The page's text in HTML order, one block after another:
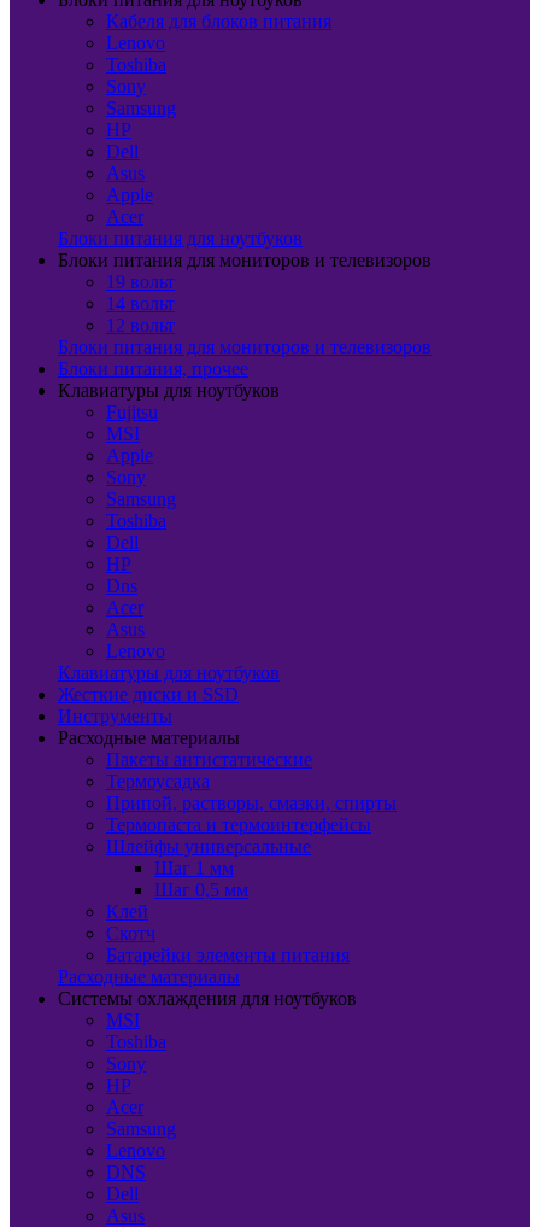
Кабеля для блоков питания
Lenovo
Toshiba
Sony
Samsung
HP
Dell
Asus
Apple
Acer
Блоки питания для ноутбуков
Блоки питания для мониторов и телевизоров
19 вольт
14 вольт
12 вольт
Блоки питания для мониторов и телевизоров
Блоки питания, прочее
Клавиатуры для ноутбуков
Fujitsu
MSI
Apple
Sony
Samsung
Toshiba
Dell
HP
Dns
Acer
Asus
Lenovo
Клавиатуры для ноутбуков
Жесткие диски и SSD
Инструменты
Расходные материалы
Пакеты антистатические
Термоусадка
Припой, растворы, смазки, спирты
Термопаста и термоинтерфейсы
Шлейфы универсальные
Шаг 1 мм
Шаг 0,5 мм
Клей
Скотч
Батарейки элементы питания
Расходные материалы
Системы охлаждения для ноутбуков
MSI
Toshiba
Sony
HP
Acer
Samsung
Lenovo
DNS
Dell
Asus